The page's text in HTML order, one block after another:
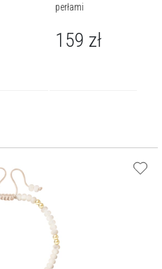
perłami
159 zł